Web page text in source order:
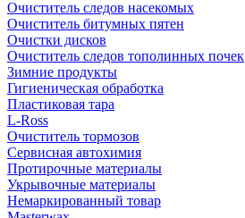
Очиститель следов насекомых
Очиститель битумных пятен
Очистки дисков
Очиститель следов тополинных почек
Зимние продукты
Гигиеническая обработка
Пластиковая тара
L-Ross
Очиститель тормозов
Сервисная автохимия
Протирочные материалы
Укрывочные материалы
Немаркированный товар